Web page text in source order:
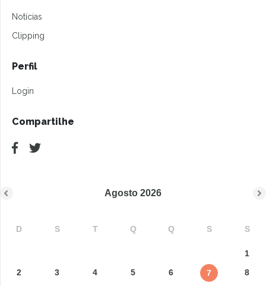
Notícias
Clipping
Perfil
Login
Compartilhe
Agosto 2026
D S T Q Q S S
1
2
3 4 5 6 7
8